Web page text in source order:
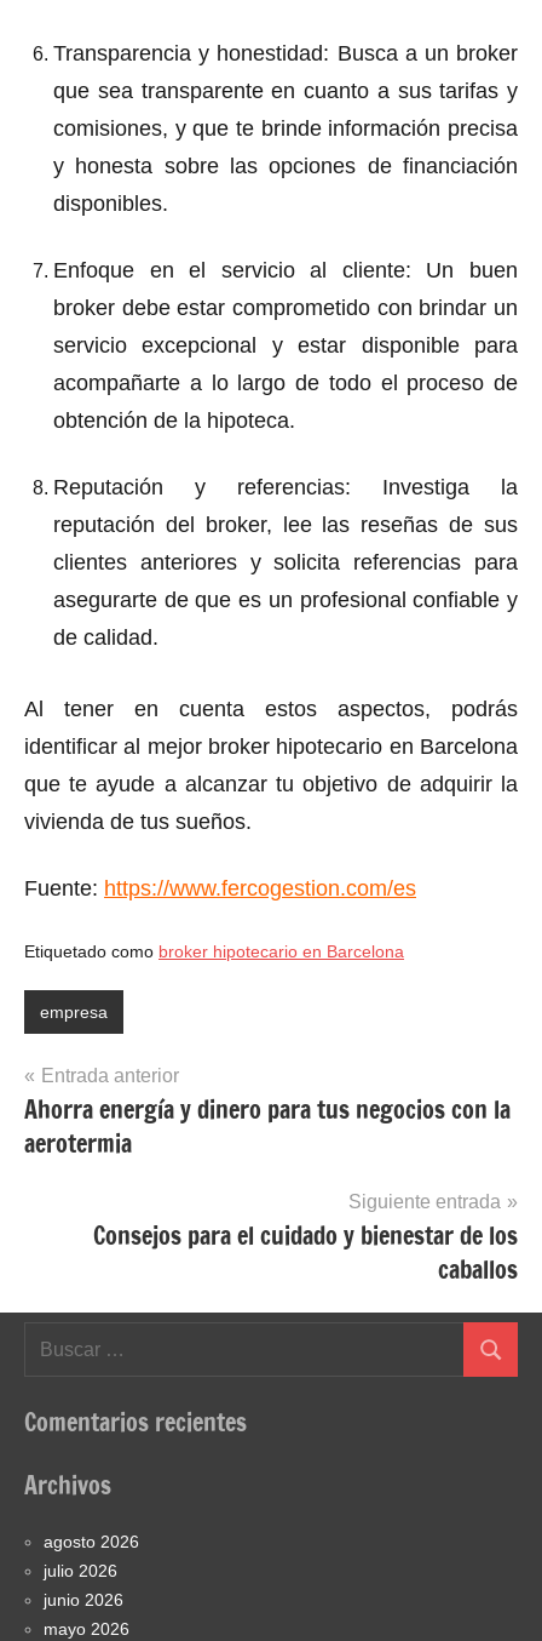
Transparencia y honestidad: Busca a un broker
que sea transparente en cuanto a sus tarifas y
comisiones, y que te brinde información precisa
y honesta sobre las opciones de financiación
disponibles.
Enfoque en el servicio al cliente: Un buen
broker debe estar comprometido con brindar un
servicio excepcional y estar disponible para
acompañarte a lo largo de todo el proceso de
obtención de la hipoteca.
Reputación y referencias: Investiga la
reputación del broker, lee las reseñas de sus
clientes anteriores y solicita referencias para
asegurarte de que es un profesional confiable y
de calidad.
Al tener en cuenta estos aspectos, podrás
identificar al mejor broker hipotecario en Barcelona
que te ayude a alcanzar tu objetivo de adquirir la
vivienda de tus sueños.
Fuente: https://www.fercogestion.com/es
Etiquetado como broker hipotecario en Barcelona
empresa
Navegación
de
entradas
Entrada anterior
Ahorra energía y dinero para tus negocios con la
aerotermia
Siguiente entrada
Consejos para el cuidado y bienestar de los
caballos
Buscar
Comentarios recientes
Archivos
agosto 2026
julio 2026
junio 2026
mayo 2026